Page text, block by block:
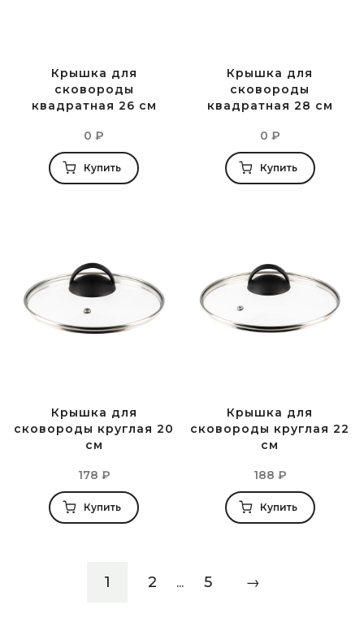
Крышка для
сковороды
квадратная 26 см
0₽
Купить
Крышка для
сковороды
квадратная 28 см
0 ₽
Купить
Крышка для
сковороды круглая 20
см
178 ₽
Купить
Крышка для
сковороды круглая 22
см
188 ₽
Купить
1 2 ... 5 →